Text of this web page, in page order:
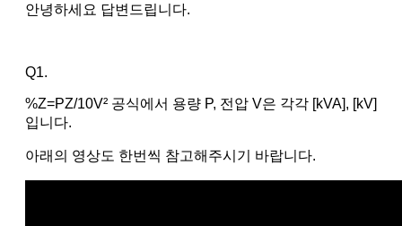
안녕하세요 답변드립니다.
Q1.
%Z=PZ/10V² 공식에서 용량 P, 전압 V은 각각 [kVA], [kV]
입니다.
아래의 영상도 한번씩 참고해주시기 바랍니다.